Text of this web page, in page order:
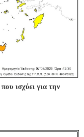
ισχύει για την